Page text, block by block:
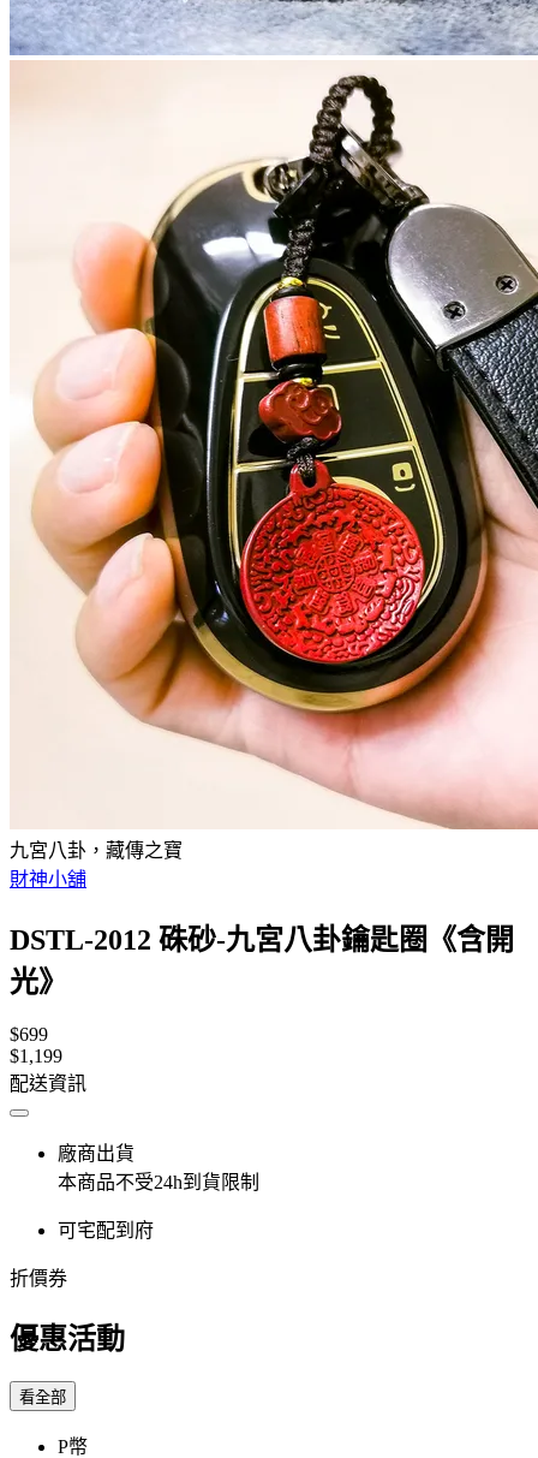
九宮八卦，藏傳之寶
財神小舖
DSTL-2012 硃砂-九宮八卦鑰匙圈《含開
光》
$699
$1,199
配送資訊
廠商出貨
本商品不受24h到貨限制
可宅配到府
折價券
優惠活動
看全部
P幣